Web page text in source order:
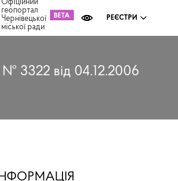
Офіційний
геопортал
Чернівецької
міської ради
РЕЄСТРИ
№ 3322 від 04.12.2006